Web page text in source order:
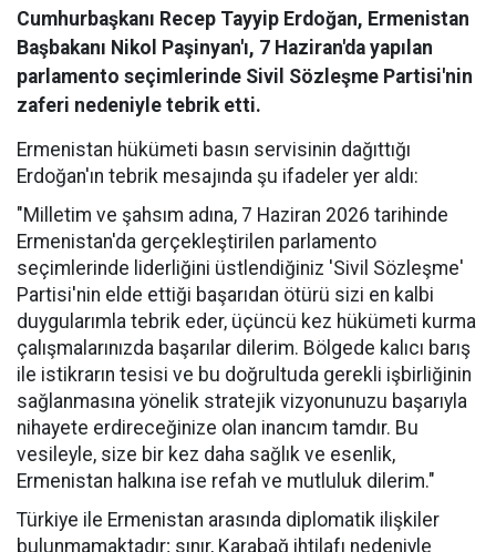
Cumhurbaşkanı Recep Tayyip Erdoğan, Ermenistan
Başbakanı Nikol Paşinyan'ı, 7 Haziran'da yapılan
parlamento seçimlerinde Sivil Sözleşme Partisi'nin
zaferi nedeniyle tebrik etti.
Ermenistan hükümeti basın servisinin dağıttığı
Erdoğan'ın tebrik mesajında ​​şu ifadeler yer aldı:
"Milletim ve şahsım adına, 7 Haziran 2026 tarihinde
Ermenistan'da gerçekleştirilen parlamento
seçimlerinde liderliğini üstlendiğiniz 'Sivil Sözleşme'
Partisi'nin elde ettiği başarıdan ötürü sizi en kalbi
duygularımla tebrik eder, üçüncü kez hükümeti kurma
çalışmalarınızda başarılar dilerim. Bölgede kalıcı barış
ile istikrarın tesisi ve bu doğrultuda gerekli işbirliğinin
sağlanmasına yönelik stratejik vizyonunuzu başarıyla
nihayete erdireceğinize olan inancım tamdır. Bu
vesileyle, size bir kez daha sağlık ve esenlik,
Ermenistan halkına ise refah ve mutluluk dilerim."
Türkiye ile Ermenistan arasında diplomatik ilişkiler
bulunmamaktadır; sınır, Karabağ ihtilafı nedeniyle